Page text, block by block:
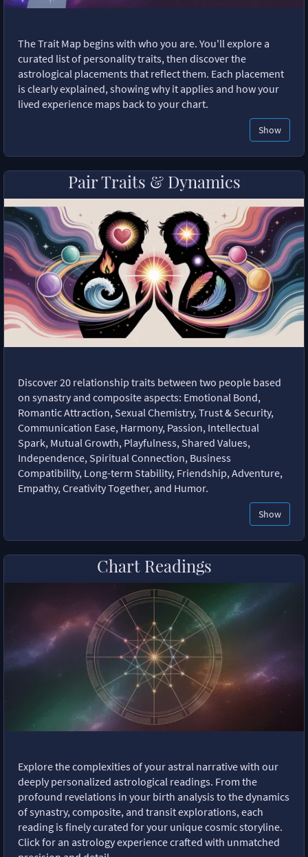
The Trait Map begins with who you are. You'll explore a
curated list of personality traits, then discover the
astrological placements that reflect them. Each placement
is clearly explained, showing why it applies and how your
lived experience maps back to your chart.
Show
Pair Traits & Dynamics
Discover 20 relationship traits between two people based
on synastry and composite aspects: Emotional Bond,
Romantic Attraction, Sexual Chemistry, Trust & Security,
Communication Ease, Harmony, Passion, Intellectual
Spark, Mutual Growth, Playfulness, Shared Values,
Independence, Spiritual Connection, Business
Compatibility, Long-term Stability, Friendship, Adventure,
Empathy, Creativity Together, and Humor.
Show
Chart Readings
Explore the complexities of your astral narrative with our
deeply personalized astrological readings. From the
profound revelations in your birth analysis to the dynamics
of synastry, composite, and transit explorations, each
reading is finely curated for your unique cosmic storyline.
Click for an astrology experience crafted with unmatched